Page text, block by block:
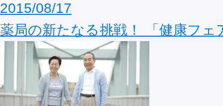
2015/08/17
薬局の新たなる挑戦！ 「健康フェ